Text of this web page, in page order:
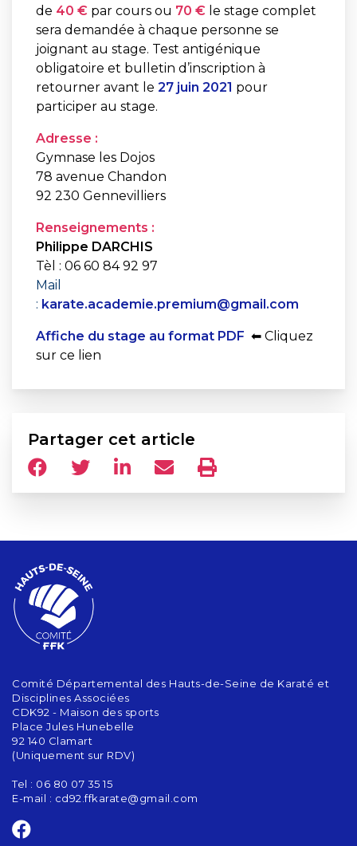
de 40 € par cours ou 70 € le stage complet
sera demandée à chaque personne se
joignant au stage. Test antigénique
obligatoire et bulletin d’inscription à
retourner avant le 27 juin 2021 pour
participer au stage.
Adresse :
Gymnase les Dojos
78 avenue Chandon
92 230 Gennevilliers
Renseignements :
Philippe DARCHIS
Tèl : 06 60 84 92 97
Mail
: karate.academie.premium@gmail.com
Affiche du stage au format PDF ⬅ Cliquez
sur ce lien
Partager cet article
Comité Départemental des Hauts-de-Seine de Karaté et
Disciplines Associées
CDK92 - Maison des sports
Place Jules Hunebelle
92 140 Clamart
(Uniquement sur RDV)
Tel : 06 80 07 35 15
E-mail : cd92.ffkarate@gmail.com